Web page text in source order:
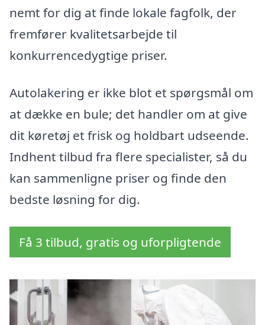
nemt for dig at finde lokale fagfolk, der
fremfører kvalitetsarbejde til
konkurrencedygtige priser.
Autolakering er ikke blot et spørgsmål om
at dække en bule; det handler om at give
dit køretøj et frisk og holdbart udseende.
Indhent tilbud fra flere specialister, så du
kan sammenligne priser og finde den
bedste løsning for dig.
Få 3 tilbud, gratis og uforpligtende